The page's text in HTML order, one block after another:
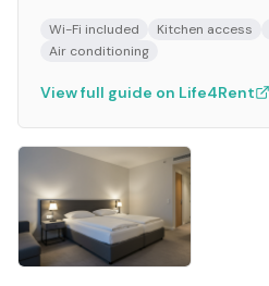
Wi-Fi included Kitchen access
Air conditioning
View full guide on Life4Rent